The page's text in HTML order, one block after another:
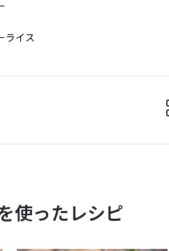
ライス
使ったレシピ